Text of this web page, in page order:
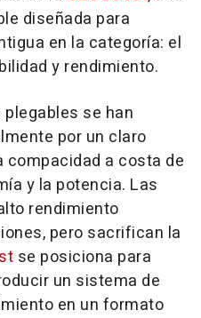
diseñada para
en la categoría: el
y rendimiento.
se han
por un claro
compacidad a costa de
y la potencia. Las
rendimiento
pero sacrifican la
se posiciona para
un sistema de
en un formato